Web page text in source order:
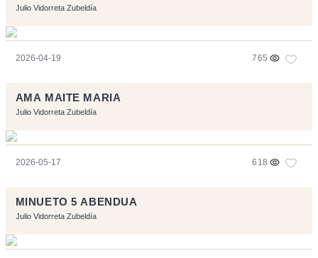
Julio Vidorreta Zubeldía
2026-04-19 765
AMA MAITE MARIA
Julio Vidorreta Zubeldía
2026-05-17 618
MINUETO 5 ABENDUA
Julio Vidorreta Zubeldía